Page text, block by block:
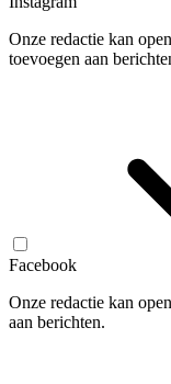
Onze redactie kan
toevoegen aan
Facebook
Onze redactie kan
aan berichten.